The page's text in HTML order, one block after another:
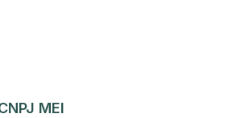
MEI